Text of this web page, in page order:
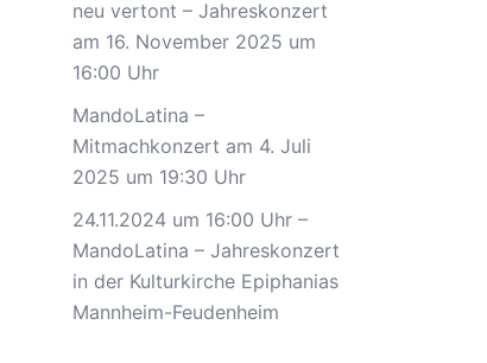
neu vertont – Jahreskonzert
am 16. November 2025 um
16:00 Uhr
MandoLatina –
Mitmachkonzert am 4. Juli
2025 um 19:30 Uhr
24.11.2024 um 16:00 Uhr –
MandoLatina – Jahreskonzert
in der Kulturkirche Epiphanias
Mannheim-Feudenheim